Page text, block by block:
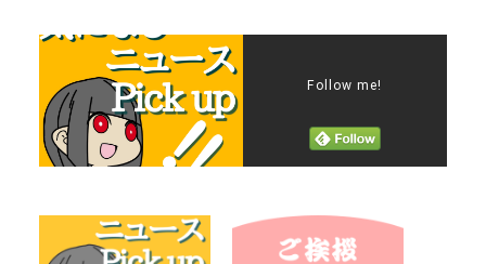
Follow me!